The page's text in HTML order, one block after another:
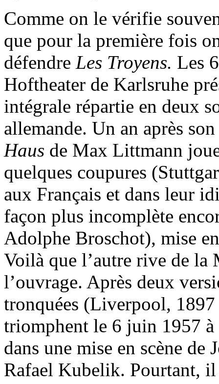
Comme on le vérifie
que pour la première fois
défendre Les Troyens. Les
Hoftheater de Karlsruhe
intégrale répartie en deux
allemande. Un an après
Haus de Max Littmann
quelques coupures
aux Français et dans leur
façon plus incomplète
Adolphe Broschot), mise
Voilà que l’autre rive de la
l’ouvrage. Après deux
tronquées (Liverpool,
triomphent le 6 juin 1957
dans une mise en scène de
Rafael Kubelik. Pourtant,